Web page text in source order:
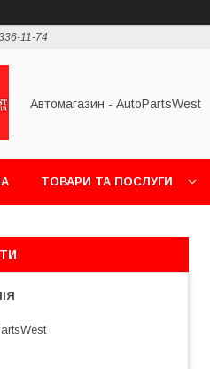
11-74
Автомагазин - AutoPartsWest
ТОВАРИ ТА ПОСЛУГИ